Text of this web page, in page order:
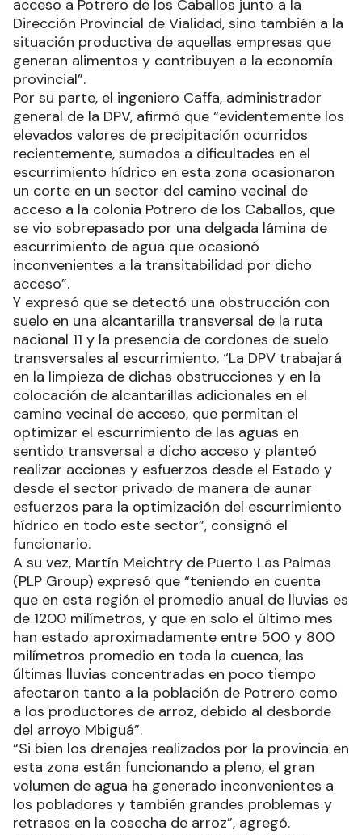
acceso a Potrero de los Caballos junto a la
Dirección Provincial de Vialidad, sino también a la
situación productiva de aquellas empresas que
generan alimentos y contribuyen a la economía
provincial”.
Por su parte, el ingeniero Caffa, administrador
general de la DPV, afirmó que “evidentemente los
elevados valores de precipitación ocurridos
recientemente, sumados a dificultades en el
escurrimiento hídrico en esta zona ocasionaron
un corte en un sector del camino vecinal de
acceso a la colonia Potrero de los Caballos, que
se vio sobrepasado por una delgada lámina de
escurrimiento de agua que ocasionó
inconvenientes a la transitabilidad por dicho
acceso”.
Y expresó que se detectó una obstrucción con
suelo en una alcantarilla transversal de la ruta
nacional 11 y la presencia de cordones de suelo
transversales al escurrimiento. “La DPV trabajará
en la limpieza de dichas obstrucciones y en la
colocación de alcantarillas adicionales en el
camino vecinal de acceso, que permitan el
optimizar el escurrimiento de las aguas en
sentido transversal a dicho acceso y planteó
realizar acciones y esfuerzos desde el Estado y
desde el sector privado de manera de aunar
esfuerzos para la optimización del escurrimiento
hídrico en todo este sector”, consignó el
funcionario.
A su vez, Martín Meichtry de Puerto Las Palmas
(PLP Group) expresó que “teniendo en cuenta
que en esta región el promedio anual de lluvias es
de 1200 milímetros, y que en solo el último mes
han estado aproximadamente entre 500 y 800
milímetros promedio en toda la cuenca, las
últimas lluvias concentradas en poco tiempo
afectaron tanto a la población de Potrero como
a los productores de arroz, debido al desborde
del arroyo Mbiguá”.
“Si bien los drenajes realizados por la provincia en
esta zona están funcionando a pleno, el gran
volumen de agua ha generado inconvenientes a
los pobladores y también grandes problemas y
retrasos en la cosecha de arroz”, agregó.